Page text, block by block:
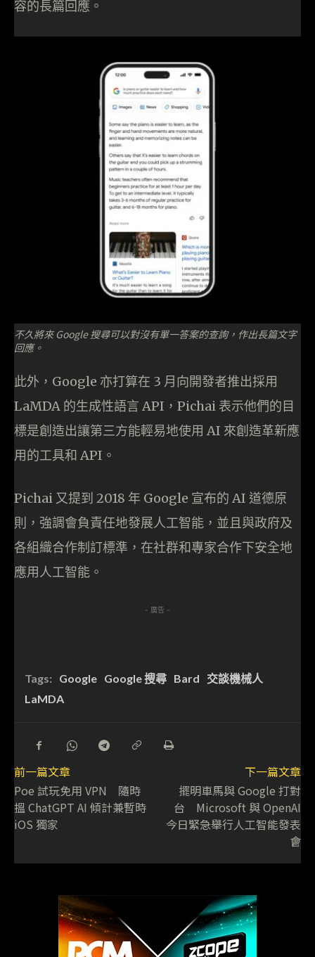
容的長篇回應。
不久將來 Google 搜尋可以對沒有單一答案的查詢，作出長篇文字
回應。
此外，Google 亦打算在 3 月向開發者推出採用
LaMDA 的生成性語言 API，Pichai 表示他們的目
標是創造出讓第三方能輕易地使用 AI 來創造革新應
用的工具和 API。
Pichai 又提到 2018 年 Google 宣布的 AI 道德原
則，強調會負責任地發展人工智能，並且與政府及
各組織合作制訂標準，在社群和專家合作下安全地
應用人工智能。
- 廣告 -
Tags: Google Google 搜尋 Bard
交談機械人
LaMDA
前一篇文章
Poe 試玩免用 VPN 隨時
搵 ChatGPT AI 傾計兼暫時
iOS 獨家
下一篇文章
擺明車馬與 Google 打對
台 Microsoft 與 OpenAI
今日緊急舉行人工智能發表
會